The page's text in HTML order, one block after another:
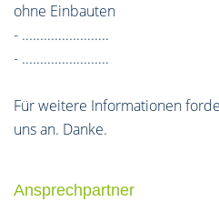
ohne Einbauten
- ........................
- ........................
Für weitere Informationen
uns an. Danke.
Ansprechpartner